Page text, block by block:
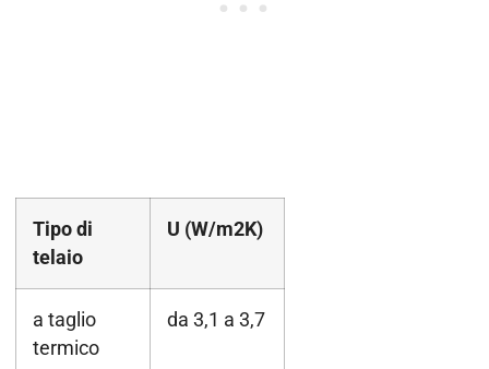
Tipo di
telaio
U (W/m2K)
a taglio
termico
da 3,1 a 3,7